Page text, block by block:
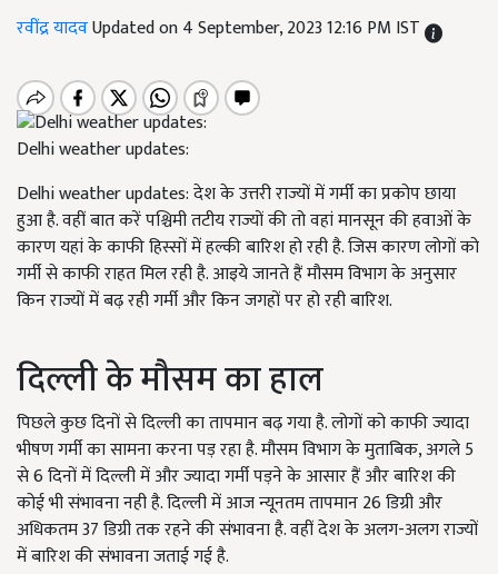
रवींद्र यादवUpdated on 4 September, 2023 12:16 PM IST
Delhi weather updates:
Delhi weatherupdates: देश के उत्तरी राज्यों में गर्मी का प्रकोप छाया
हुआ है. वहीं बात करें पश्चिमी तटीय राज्यों की तो वहां मानसून की हवाओं के
कारण यहां के काफी हिस्सों में हल्की बारिश हो रही है. जिस कारण लोगों को
गर्मी से काफी राहत मिल रही है. आइये जानते हैं मौसम विभाग के अनुसार
किन राज्यों में बढ़ रही गर्मी और किन जगहों पर हो रही बारिश.
दिल्ली के मौसम का हाल
पिछले कुछ दिनों से दिल्ली का तापमान बढ़ गया है. लोगों को काफी ज्यादा
भीषण गर्मी का सामना करना पड़ रहा है. मौसम विभाग के मुताबिक,अगले 5
से 6 दिनों में दिल्ली में और ज्यादा गर्मी पड़ने के आसार हैं और बारिश की
कोई भी संभावना नही है. दिल्ली में आज न्यूनतम तापमान 26 डिग्री और
अधिकतम 37 डिग्री तक रहने की संभावना है. वहीं देश के अलग-अलग राज्यों
में बारिश की संभावना जताई गई है.